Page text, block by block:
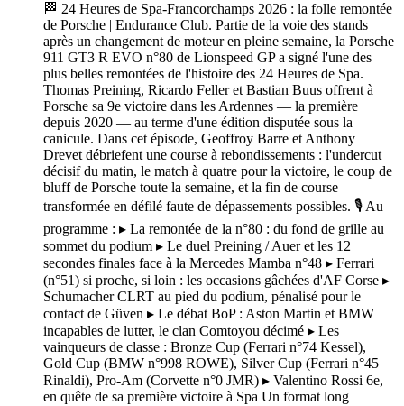
🏁 24 Heures de Spa-Francorchamps 2026 : la folle remontée
de Porsche | Endurance Club. Partie de la voie des stands
après un changement de moteur en pleine semaine, la Porsche
911 GT3 R EVO n°80 de Lionspeed GP a signé l'une des
plus belles remontées de l'histoire des 24 Heures de Spa.
Thomas Preining, Ricardo Feller et Bastian Buus offrent à
Porsche sa 9e victoire dans les Ardennes — la première
depuis 2020 — au terme d'une édition disputée sous la
canicule. Dans cet épisode, Geoffroy Barre et Anthony
Drevet débriefent une course à rebondissements : l'undercut
décisif du matin, le match à quatre pour la victoire, le coup de
bluff de Porsche toute la semaine, et la fin de course
transformée en défilé faute de dépassements possibles. 🎙️ Au
programme : ▸ La remontée de la n°80 : du fond de grille au
sommet du podium ▸ Le duel Preining / Auer et les 12
secondes finales face à la Mercedes Mamba n°48 ▸ Ferrari
(n°51) si proche, si loin : les occasions gâchées d'AF Corse ▸
Schumacher CLRT au pied du podium, pénalisé pour le
contact de Güven ▸ Le débat BoP : Aston Martin et BMW
incapables de lutter, le clan Comtoyou décimé ▸ Les
vainqueurs de classe : Bronze Cup (Ferrari n°74 Kessel),
Gold Cup (BMW n°998 ROWE), Silver Cup (Ferrari n°45
Rinaldi), Pro-Am (Corvette n°0 JMR) ▸ Valentino Rossi 6e,
en quête de sa première victoire à Spa Un format long